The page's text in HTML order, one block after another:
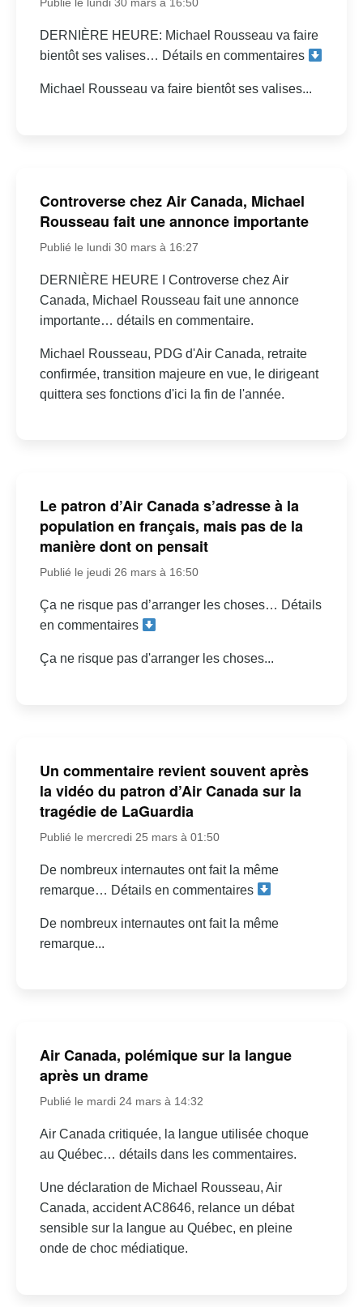
DERNIÈRE HEURE: Michael Rousseau va faire
bientôt ses valises… Détails en commentaires
Michael Rousseau va faire bientôt ses valises...
Controverse chez Air Canada, Michael
Rousseau fait une annonce importante
Publié le lundi 30 mars à 16:27
DERNIÈRE HEURE I Controverse chez Air
Canada, Michael Rousseau fait une annonce
importante… détails en commentaire.
Michael Rousseau, PDG d'Air Canada, retraite
confirmée, transition majeure en vue, le dirigeant
quittera ses fonctions d'ici la fin de l'année.
Le patron d’Air Canada s’adresse à la
population en français, mais pas de la
manière dont on pensait
Publié le jeudi 26 mars à 16:50
Ça ne risque pas d’arranger les choses… Détails
en commentaires
Ça ne risque pas d'arranger les choses...
Un commentaire revient souvent après
la vidéo du patron d’Air Canada sur la
tragédie de LaGuardia
Publié le mercredi 25 mars à 01:50
De nombreux internautes ont fait la même
remarque… Détails en commentaires
De nombreux internautes ont fait la même
remarque...
Air Canada, polémique sur la langue
après un drame
Publié le mardi 24 mars à 14:32
Air Canada critiquée, la langue utilisée choque
au Québec… détails dans les commentaires.
Une déclaration de Michael Rousseau, Air
Canada, accident AC8646, relance un débat
sensible sur la langue au Québec, en pleine
onde de choc médiatique.